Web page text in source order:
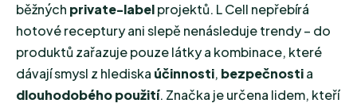
běžných private-labelprojektů. L Cell nepřebírá
hotové receptury ani slepě nenásleduje trendy – do
produktů zařazuje pouze látky a kombinace, které
dávají smysl z hlediska účinnosti, bezpečnostia
dlouhodobého použití. Značka je určena lidem, kteří